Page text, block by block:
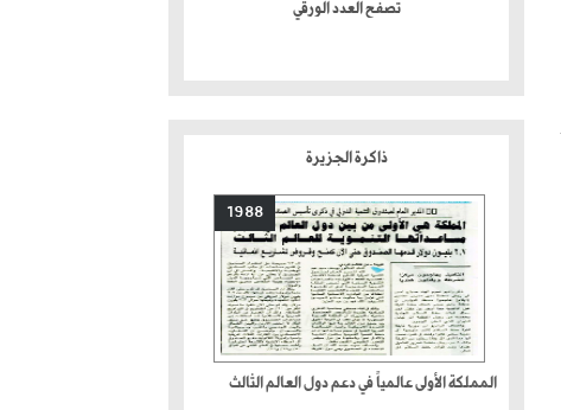
تصفح العدد الورقي
ذاكرة الجزيرة
1988
المملكة الأولى عالمياً في دعم دول العالم الثالث